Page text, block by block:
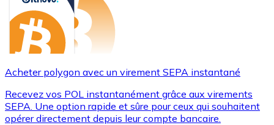
Acheter polygon avec un virement SEPA instantané
Recevez vos POL instantanément grâce aux virements
SEPA. Une option rapide et sûre pour ceux qui souhaitent
opérer directement depuis leur compte bancaire.